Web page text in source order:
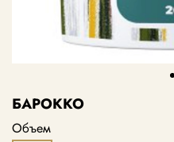
БАРОККО
Объем